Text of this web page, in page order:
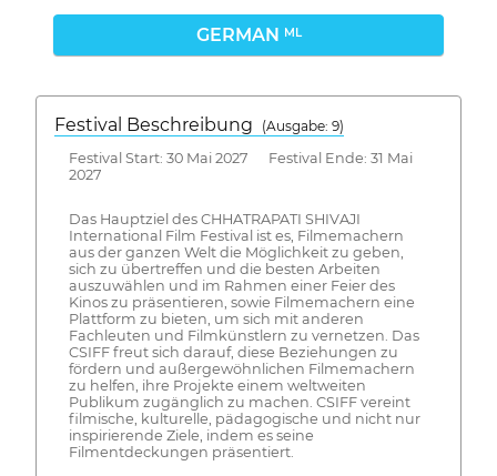
GERMAN ML
Festival Beschreibung
(Ausgabe: 9)
Festival Start: 30 Mai 2027 Festival Ende: 31 Mai
2027
Das Hauptziel des CHHATRAPATI SHIVAJI
International Film Festival ist es, Filmemachern
aus der ganzen Welt die Möglichkeit zu geben,
sich zu übertreffen und die besten Arbeiten
auszuwählen und im Rahmen einer Feier des
Kinos zu präsentieren, sowie Filmemachern eine
Plattform zu bieten, um sich mit anderen
Fachleuten und Filmkünstlern zu vernetzen. Das
CSIFF freut sich darauf, diese Beziehungen zu
fördern und außergewöhnlichen Filmemachern
zu helfen, ihre Projekte einem weltweiten
Publikum zugänglich zu machen. CSIFF vereint
filmische, kulturelle, pädagogische und nicht nur
inspirierende Ziele, indem es seine
Filmentdeckungen präsentiert.